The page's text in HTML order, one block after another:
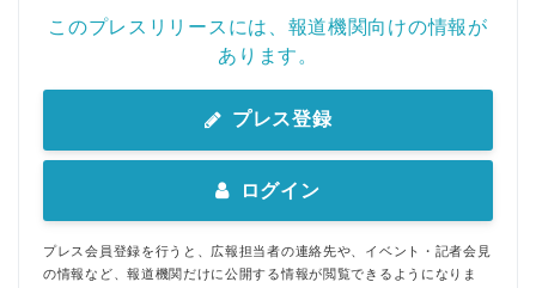
このプレスリリースには、報道機関向けの情報が
あります。
プレス登録
ログイン
プレス会員登録を行うと、広報担当者の連絡先や、イベント・記者会見
の情報など、報道機関だけに公開する情報が閲覧できるようになりま